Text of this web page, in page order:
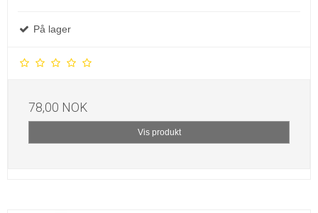
På lager
78,00 NOK
Vis produkt